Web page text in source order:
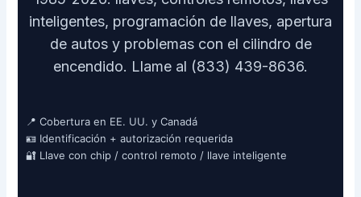
inteligentes, programación de llaves, apertura
de autos y problemas con el cilindro de
encendido. Llame al (833) 439-8636.
📍 Cobertura en EE. UU. y Canadá
🪪 Identificación + autorización requerida
🔐 Llave con chip / control remoto / llave inteligente